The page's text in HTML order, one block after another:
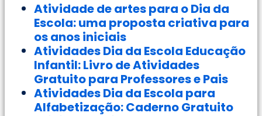
Atividade de artes para o Dia da
Escola: uma proposta criativa para
os anos iniciais
Atividades Dia da Escola Educação
Infantil: Livro de Atividades
Gratuito para Professores e Pais
Atividades Dia da Escola para
Alfabetização: Caderno Gratuito